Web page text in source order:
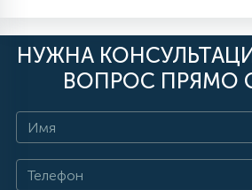
НУЖНА
ВОПРОС ПРЯМО